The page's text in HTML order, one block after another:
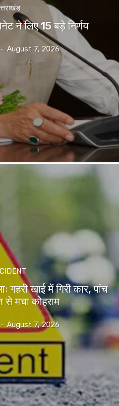
ने लिए 15 बड़े निर्णय
- August 7, 2026
गहरी खाई में गिरी कार, पांच
से मचा कोहराम
- August 7, 2026